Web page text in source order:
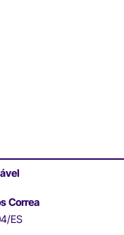
Correa
ES